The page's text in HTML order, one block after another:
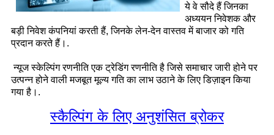
ये वे सौदे हैं जिनका
अध्ययन निवेशक और
बड़ी निवेश कंपनियां करती हैं, जिनके लेन-देन वास्तव में बाजार को गति
प्रदान करते हैं।.
न्यूज स्केल्पिंग रणनीति एक ट्रेडिंग रणनीति है जिसे समाचार जारी होने पर
उत्पन्न होने वाली मजबूत मूल्य गति का लाभ उठाने के लिए डिज़ाइन किया
गया है।.
स्कैल्पिंग के लिए अनुशंसित ब्रोकर